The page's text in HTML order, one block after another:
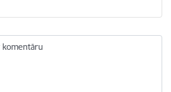
komentāru